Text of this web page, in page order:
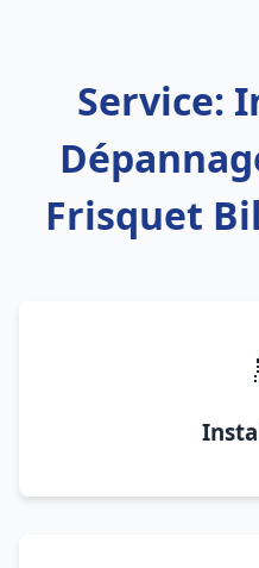
Service:
Frisquet